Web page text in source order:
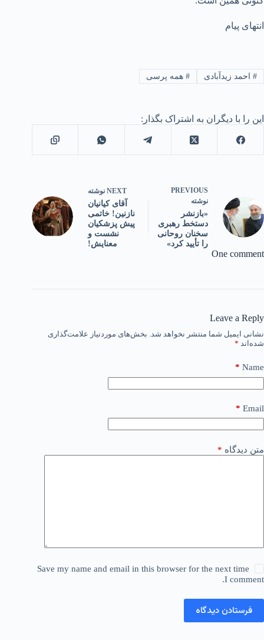
انتهای پیام
#احمد زیدآبادی #همه پرسی
این را با دیگران به اشتراک بگذار:
PREVIOUS
نوشته
«بازنشر
دستخط رهبری
سخنان روحانی
را تأیید کرد»
NEXT نوشته
آقای کیانیان
نازنین! خاتمی
پیش پزشکیان
نشست و
معنایش!
One comment
Leave a Reply
نشانی ایمیل شما منتشر نخواهد شد. بخش‌های موردنیاز علامت‌گذاری
شده‌اند *
Name
*
Email
*
متن دیدگاه *
Save my name and email in this browser for the next time
I comment.
فرستادن دیدگاه